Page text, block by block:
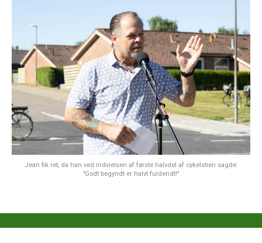
Jean fik ret, da han ved indvielsen af første halvdel af cykelstien sagde:
"Godt begyndt er halvt fuldendt!"